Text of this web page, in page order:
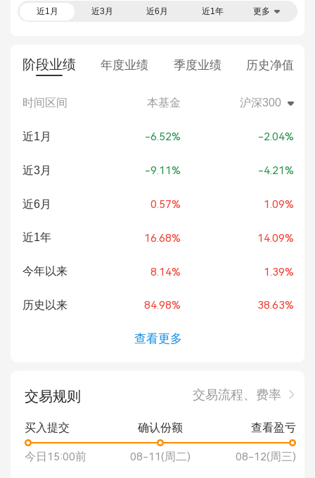
近1月 近3月 近6月 近1年 更多
阶段业绩 年度业绩 季度业绩 历史净值
时间区间 本基金 沪深300
近1月 -6.52% -2.04%
近3月 -9.11% -4.21%
近6月 0.57% 1.09%
近1年 16.68% 14.09%
今年以来 8.14% 1.39%
历史以来 84.98% 38.63%
查看更多
交易规则 交易流程、费率
买入提交
今日15:00前
确认份额
08-11(周二)
查看盈亏
08-12(周三)